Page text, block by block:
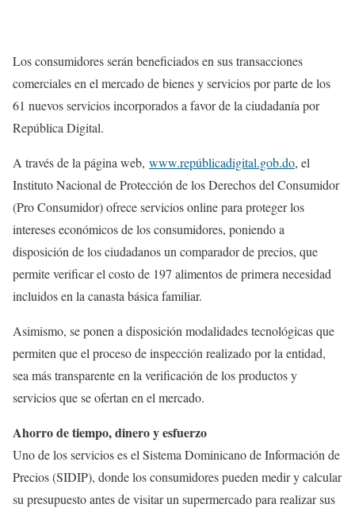
Los consumidores serán beneficiados en sus transacciones
comerciales en el mercado de bienes y servicios por parte de los
61 nuevos servicios incorporados a favor de la ciudadanía por
República Digital.
A través de la página web, www.repúblicadigital.gob.do, el
Instituto Nacional de Protección de los Derechos del Consumidor
(Pro Consumidor) ofrece servicios online para proteger los
intereses económicos de los consumidores, poniendo a
disposición de los ciudadanos un comparador de precios, que
permite verificar el costo de 197 alimentos de primera necesidad
incluidos en la canasta básica familiar.
Asimismo, se ponen a disposición modalidades tecnológicas que
permiten que el proceso de inspección realizado por la entidad,
sea más transparente en la verificación de los productos y
servicios que se ofertan en el mercado.
Ahorro de tiempo, dinero y esfuerzo
Uno de los servicios es el Sistema Dominicano de Información de
Precios (SIDIP), donde los consumidores pueden medir y calcular
su presupuesto antes de visitar un supermercado para realizar sus